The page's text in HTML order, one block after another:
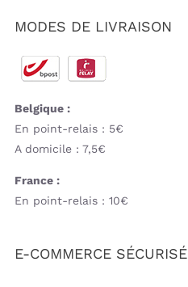
MODES DE LIVRAISON
Belgique :
En point-relais : 5€
A domicile : 7,5€
France :
En point-relais : 10€
E-COMMERCE SÉCURISÉ